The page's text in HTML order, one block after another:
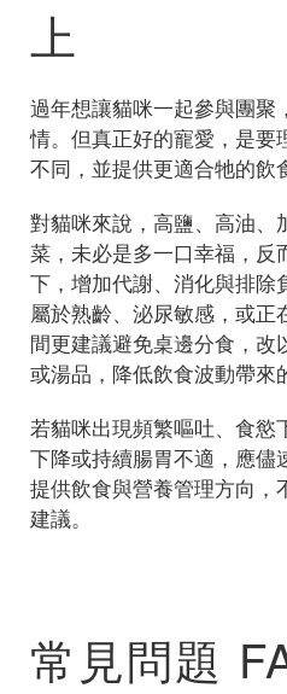
上
過年想讓貓咪一起參與團聚
情。但真正好的寵愛，是要
不同，並提供更適合牠的飲
對貓咪來說，高鹽、高油、
菜，未必是多一口幸福，反
下，增加代謝、消化與排除
屬於熟齡、泌尿敏感，或正
間更建議避免桌邊分食，改
或湯品，降低飲食波動帶來
若貓咪出現頻繁嘔吐、食慾
下降或持續腸胃不適，應儘
提供飲食與營養管理方向，
建議。
常見問題